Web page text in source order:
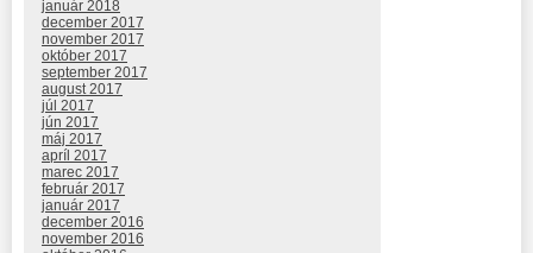
január 2018
december 2017
november 2017
október 2017
september 2017
august 2017
júl 2017
jún 2017
máj 2017
apríl 2017
marec 2017
február 2017
január 2017
december 2016
november 2016